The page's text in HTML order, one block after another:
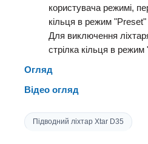
користувача режимі,
кільця в режим "Preset"
Для виключення
стрілка кільця в режим
Огляд
Відео огляд
Підводний ліхтар Xtar D35